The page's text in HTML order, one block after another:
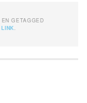
EN GETAGGED
LINK